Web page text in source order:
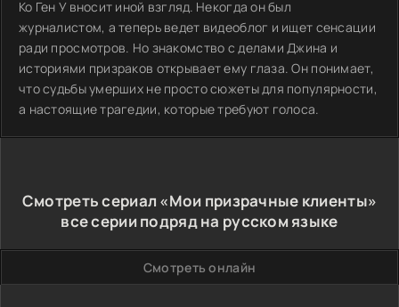
Ко Ген У вносит иной взгляд. Некогда он был
журналистом, а теперь ведет видеоблог и ищет сенсации
ради просмотров. Но знакомство с делами Джина и
историями призраков открывает ему глаза. Он понимает,
что судьбы умерших не просто сюжеты для популярности,
а настоящие трагедии, которые требуют голоса.
Смотреть сериал «Мои призрачные клиенты»
все серии подряд на русском языке
Смотреть онлайн